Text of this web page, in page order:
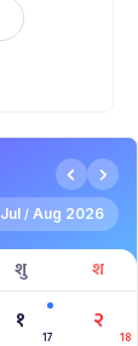
Jul / Aug 2026
शु श
१
17
२
18